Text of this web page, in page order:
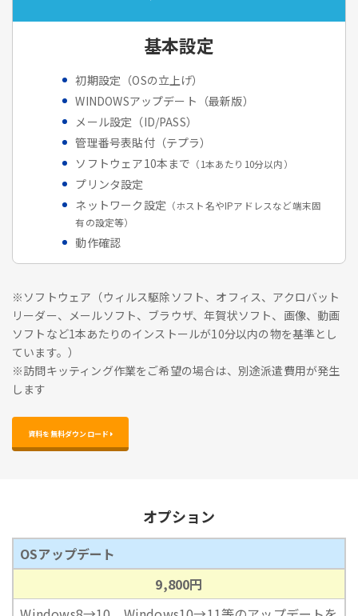
基本設定
初期設定（OSの立上げ）
WINDOWSアップデート（最新版）
メール設定（ID/PASS）
管理番号表貼付（テプラ）
ソフトウェア10本まで （1本あたり10分以内）
プリンタ設定
ネットワーク設定 （ホスト名やIPアドレスなど端末固
有の設定等）
動作確認
※ソフトウェア（ウィルス駆除ソフト、オフィス、アクロバット
リーダー、メールソフト、ブラウザ、年賀状ソフト、画像、動画
ソフトなど1本あたりのインストールが10分以内の物を基準とし
ています。）
※訪問キッティング作業をご希望の場合は、別途派遣費用が発生
します
資料を無料ダウンロード
オプション
OSアップデート
9,800円